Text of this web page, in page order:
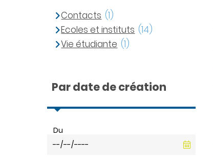
Contacts (1)
Ecoles et instituts (14)
Vie étudiante (1)
Par date de création
Du